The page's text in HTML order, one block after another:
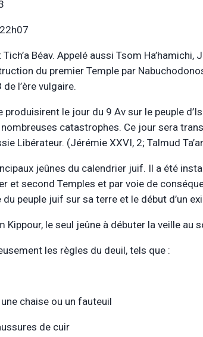
Béav. Appelé aussi Tsom
du premier Temple par
l’ère vulgaire.
produisirent le jour du 9 Av sur le peuple
nombreuses catastrophes. Ce jour sera
Libérateur. (Jérémie XXVI, 2; Talmud
jeûnes du calendrier juif. Il a été
et second Temples et par voie de
peuple juif sur sa terre et le début d’un
Kippour, le seul jeûne à débuter la veille au
les règles du deuil, tels que :
chaise ou un fauteuil
de cuir